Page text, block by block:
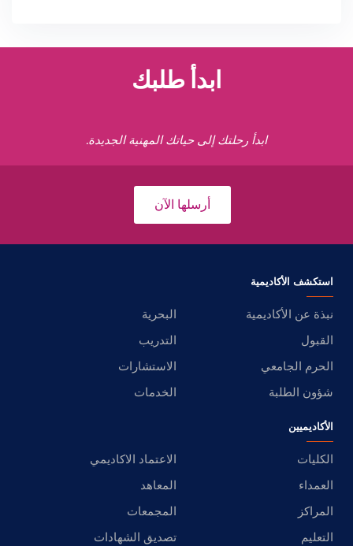
ابدأ طلبك
ابدأ رحلتك إلى حياتك المهنية الجديدة.
أرسلها الآن
استكشف الأكاديمية
نبذة عن الأكاديمية
البحرية
القبول
التدريب
الحرم الجامعي
الاستشارات
شؤون الطلبة
الخدمات
الأكاديميين
الكليات
الاعتماد الاكاديمي
العمداء
المعاهد
المراكز
المجمعات
التعليم
تصديق الشهادات